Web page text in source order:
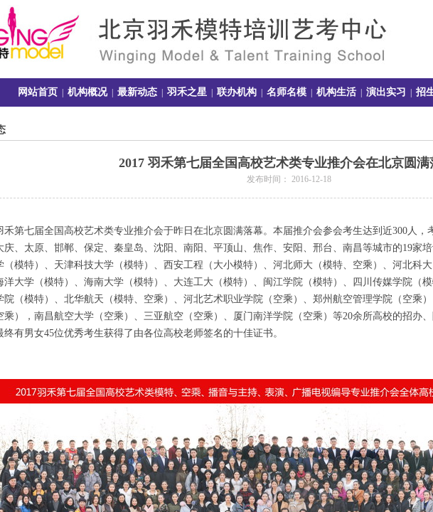
网站首页 机构概况| 最新动态 羽禾之星 联办机构 名师名模 机构生活 演出实习 招
2017 羽禾第七届全国高校艺术类专业推介会在北京圆满
发布时间： 2016-12-18
禾第七届全国高校艺术类专业推介会于昨日在北京圆满落幕。本届推介会参会考生达到近300人，
庆、太原、邯郸、保定、秦皇岛、沈阳、南阳、平顶山、焦作、安阳、邢台、南昌等城市的19家
（模特）、天津科技大学（模特）、西安工程（大小模特）、河北师大（模特、空乘）、河北科
洋大学（模特）、海南大学（模特）、大连工大（模特）、闽江学院（模特）、四川传媒学院（
院（模特）、北华航天（模特、空乘）、河北艺术职业学院（空乘）、郑州航空管理学院（空乘
乘），南昌航空大学（空乘）、三亚航空（空乘）、厦门南洋学院（空乘）等20余所高校的招办
终有男女45位优秀考生获得了由各位高校老师签名的十佳证书。